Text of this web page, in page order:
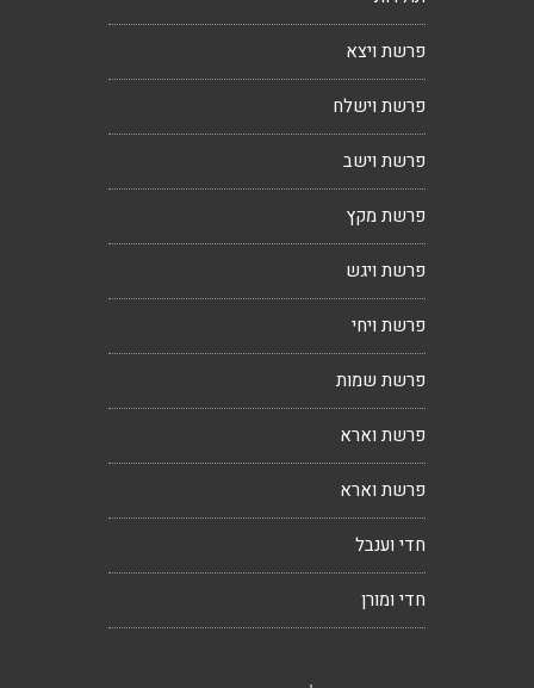
פרשת ויצא
פרשת וישלח
פרשת וישב
פרשת מקץ
פרשת ויגש
פרשת ויחי
פרשת שמות
פרשת וארא
פרשת וארא
חדי וענבל
חדי ומורן